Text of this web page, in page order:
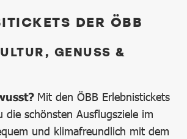
DER ÖBB
GENUSS &
Mit den ÖBB Erlebnistickets
die schönsten Ausflugsziele im
und klimafreundlich mit dem